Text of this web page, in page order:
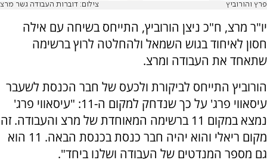
פרץ והורוביץ צילום: דוברות העבודה גשר מרצ
יו"ר מרצ, ח"כ ניצן הורוביץ, התייחס בשיחה עם אילה
חסון לאיחוד בגוש השמאל ולהחלטה לרוץ ברשימה
שתאחד את העבודה ומרצ.
הורוביץ התייחס לביקורת ולכעס של חבר הכנסת לשעבר
עיסאווי פרג' על כך שנדחק למקום ה-11: "עיסאווי פרג'
נמצא במקום 11 ברשימה המאוחדת של מרצ והעבודה. זה
מקום ריאלי והוא יהיה חבר כנסת בכנסת הבאה. 11 הוא
גם מספר המנדטים של העבודה ושלנו ביחד".